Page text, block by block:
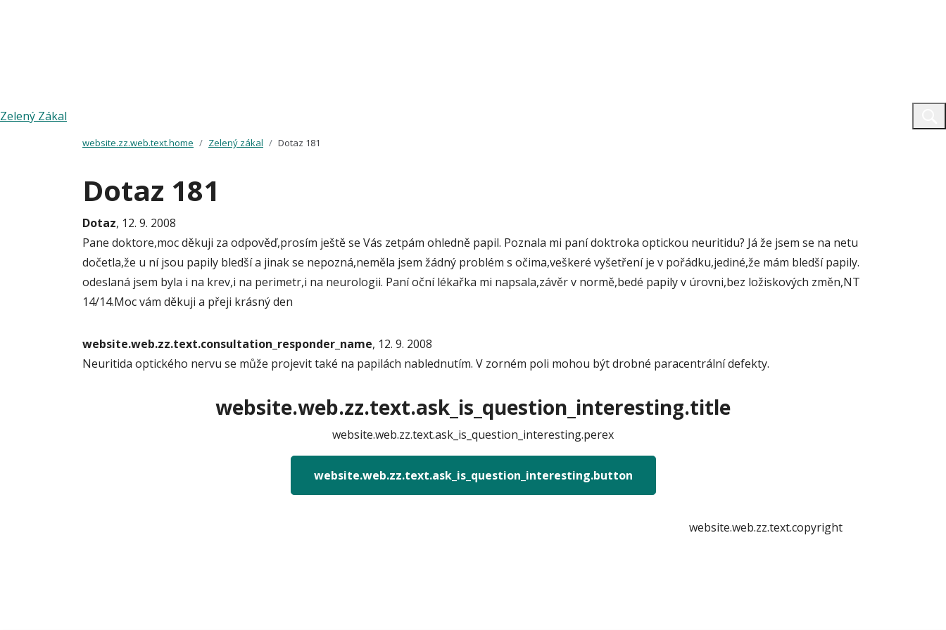
Zelený Zákal
website.zz.web.text.home Zelený zákal Dotaz 181
Dotaz 181
Dotaz, 12. 9. 2008
Pane doktore,moc děkuji za odpověď,prosím ještě se Vás zetpám ohledně papil. Poznala mi paní doktroka optickou neuritidu? Já že jsem se na netu
dočetla,že u ní jsou papily bledší a jinak se nepozná,neměla jsem žádný problém s očima,veškeré vyšetření je v pořádku,jediné,že mám bledší papily.
odeslaná jsem byla i na krev,i na perimetr,i na neurologii. Paní oční lékařka mi napsala,závěr v normě,bedé papily v úrovni,bez ložiskových změn,NT
14/14.Moc vám děkuji a přeji krásný den
website.web.zz.text.consultation_responder_name, 12. 9. 2008
Neuritida optického nervu se může projevit také na papilách nablednutím. V zorném poli mohou být drobné paracentrální defekty.
website.web.zz.text.ask_is_question_interesting.title
website.web.zz.text.ask_is_question_interesting.perex
website.web.zz.text.ask_is_question_interesting.button
website.web.zz.text.copyright